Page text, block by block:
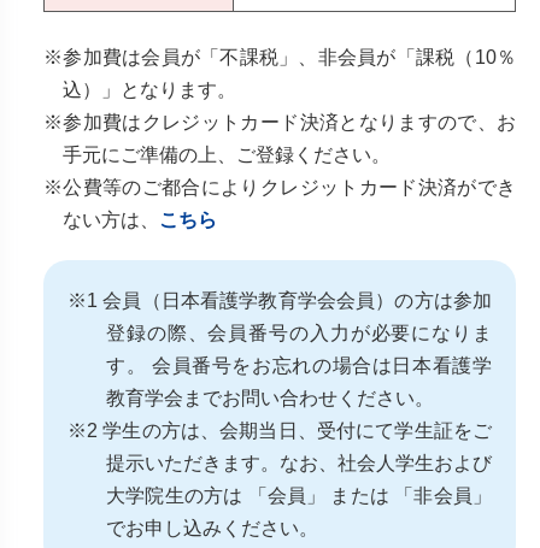
※参加費は会員が「不課税」、非会員が「課税（10％
込）」となります。
※参加費はクレジットカード決済となりますので、お
手元にご準備の上、ご登録ください。
※公費等のご都合によりクレジットカード決済ができ
ない方は、 こちら
※1 会員（日本看護学教育学会会員）の方は参加
登録の際、会員番号の入力が必要になりま
す。 会員番号をお忘れの場合は日本看護学
教育学会までお問い合わせください。
※2 学生の方は、会期当日、受付にて学生証をご
提示いただきます。なお、社会人学生および
大学院生の方は 「会員」 または 「非会員」
でお申し込みください。